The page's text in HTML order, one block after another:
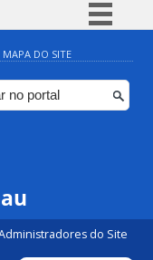
Simplifique!
BR
Participe
Canais
MAPA DO SITE
do Site